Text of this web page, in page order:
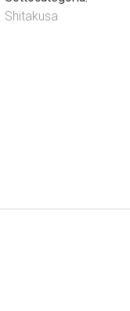
Shitakusa